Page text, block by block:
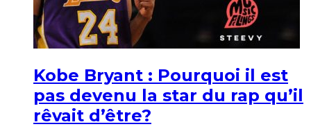
Kobe Bryant : Pourquoi il est
pas devenu la star du rap qu’il
rêvait d’être?